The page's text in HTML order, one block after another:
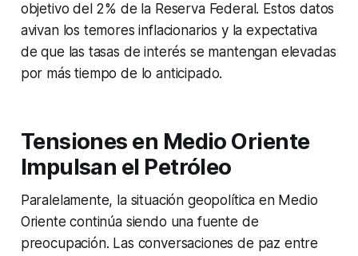
objetivo del 2% de la Reserva Federal. Estos datos
avivan los temores inflacionarios y la expectativa
de que las tasas de interés se mantengan elevadas
por más tiempo de lo anticipado.
Tensiones en Medio Oriente
Impulsan el Petróleo
Paralelamente, la situación geopolítica en Medio
Oriente continúa siendo una fuente de
preocupación. Las conversaciones de paz entre